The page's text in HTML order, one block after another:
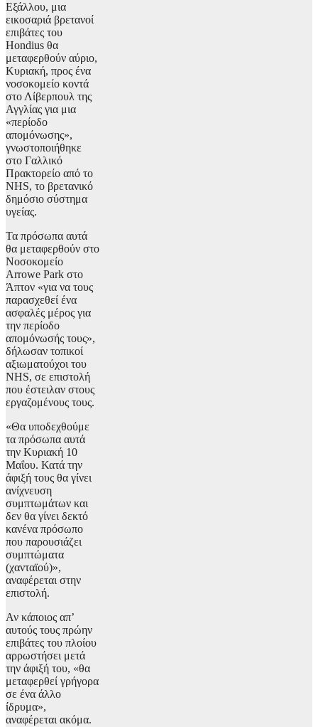
Εξάλλου, μια
εικοσαριά βρετανοί
επιβάτες του
Hondius θα
μεταφερθούν αύριο,
Κυριακή, προς ένα
νοσοκομείο κοντά
στο Λίβερπουλ της
Αγγλίας για μια
«περίοδο
απομόνωσης»,
γνωστοποιήθηκε
στο Γαλλικό
Πρακτορείο από το
NHS, το βρετανικό
δημόσιο σύστημα
υγείας.
Τα πρόσωπα αυτά
θα μεταφερθούν στο
Νοσοκομείο
Arrowe Park στο
Άπτον «για να τους
παρασχεθεί ένα
ασφαλές μέρος για
την περίοδο
απομόνωσής τους»,
δήλωσαν τοπικοί
αξιωματούχοι του
NHS, σε επιστολή
που έστειλαν στους
εργαζομένους τους.
«Θα υποδεχθούμε
τα πρόσωπα αυτά
την Κυριακή 10
Μαΐου. Κατά την
άφιξή τους θα γίνει
ανίχνευση
συμπτωμάτων και
δεν θα γίνει δεκτό
κανένα πρόσωπο
που παρουσιάζει
συμπτώματα
(χανταϊού)»,
αναφέρεται στην
επιστολή.
Αν κάποιος απ’
αυτούς τους πρώην
επιβάτες του πλοίου
αρρωστήσει μετά
την άφιξή του, «θα
μεταφερθεί γρήγορα
σε ένα άλλο
ίδρυμα»,
αναφέρεται ακόμα.